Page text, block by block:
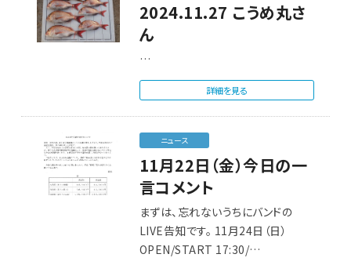
2024.11.27 こうめ丸さ
ん
…
詳細を見る
ニュース
11月22日（金）今日の一
言コメント
まずは、忘れないうちにバンドの
LIVE告知です。 11月24日（日）
OPEN/START 17:30/…